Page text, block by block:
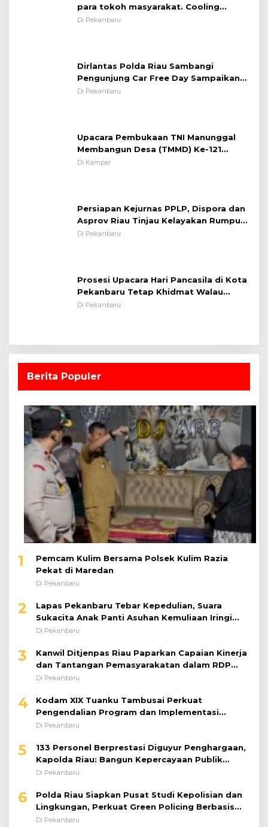
para tokoh masyarakat. Cooling
System OMP LK ²024 Polsek Rumbai,
Di Pekanbaru
Dirlantas Polda Riau Sambangi
Pengunjung Car Free Day Sampaikan
Pesan Edukasi Kamtibmas &
Di Pekanbaru
Upacara Pembukaan TNI Manunggal
Membangun Desa (TMMD) Ke-121
Kodim 0313/KPR Tahun 2024) ?
Di Kampar
Persiapan Kejurnas PPLP, Dispora dan
Asprov Riau Tinjau Kelayakan Rumput
Lapangan Sepakbola
Di Pekanbaru
Prosesi Upacara Hari Pancasila di Kota
Pekanbaru Tetap Khidmat Walau
Dalam Ruangan
Di Pekanbaru
Berita Populer
1
Pemcam Kulim Bersama Polsek Kulim Razia
Pekat di Maredan
Di Pekanbaru
2
Lapas Pekanbaru Tebar Kepedulian, Suara
Sukacita Anak Panti Asuhan Kemuliaan Iringi
Bantuan Sosial
Di Pekanbaru
3
Kanwil Ditjenpas Riau Paparkan Capaian Kinerja
dan Tantangan Pemasyarakatan dalam RDP
Bersama Komisi XIII DPR RI
Di Pekanbaru
4
Kodam XIX Tuanku Tambusai Perkuat
Pengendalian Program dan Implementasi
Doktrin TNI AD
Di Pekanbaru
5
133 Personel Berprestasi Diguyur Penghargaan,
Kapolda Riau: Bangun Kepercayaan Publik
dengan Karya Nyata
Di Pekanbaru
6
Polda Riau Siapkan Pusat Studi Kepolisian dan
Lingkungan, Perkuat Green Policing Berbasis
Riset
Di Pekanbaru